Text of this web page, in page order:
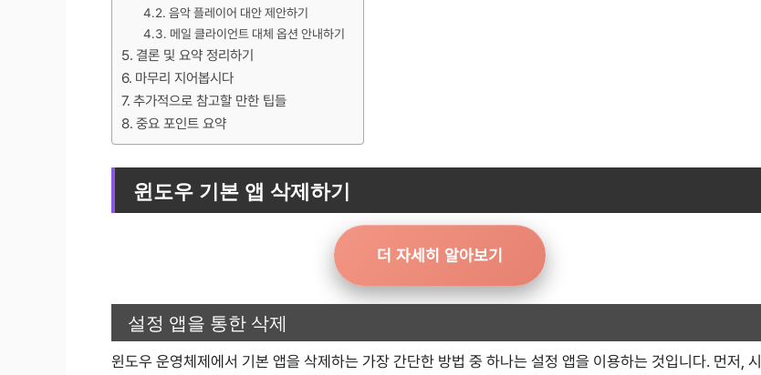
음악 플레이어 대안 제안하기
메일 클라이언트 대체 옵션 안내하기
결론 및 요약 정리하기
마무리 지어봅시다
추가적으로 참고할 만한 팁들
중요 포인트 요약
윈도우 기본 앱 삭제하기
더 자세히 알아보기
설정 앱을 통한 삭제
윈도우 운영체제에서 기본 앱을 삭제하는 가장 간단한 방법 중 하나는 설정 앱을 이용하는 것입니다. 먼저, 시